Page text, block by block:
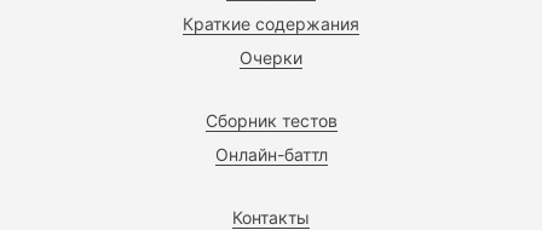
Краткие содержания
Очерки
Сборник тестов
Онлайн-баттл
Контакты